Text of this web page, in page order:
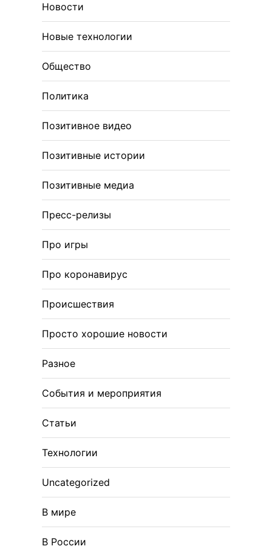
Новости
Новые технологии
Общество
Политика
Позитивное видео
Позитивные истории
Позитивные медиа
Пресс-релизы
Про игры
Про коронавирус
Происшествия
Просто хорошие новости
Разное
События и мероприятия
Статьи
Технологии
Uncategorized
В мире
В России